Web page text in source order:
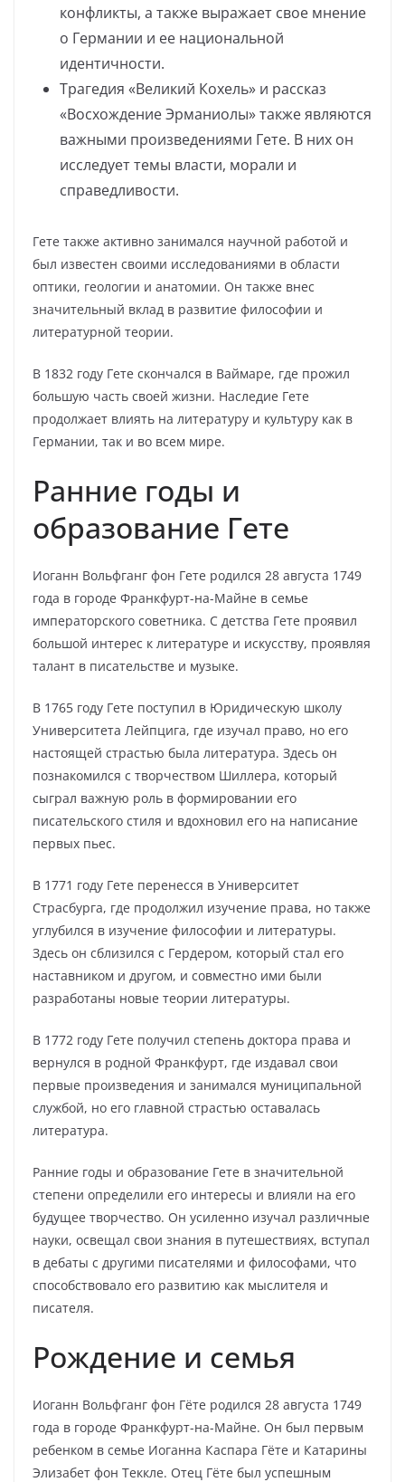
конфликты, а также выражает свое мнение
о Германии и ее национальной
идентичности.
Трагедия «Великий Кохель» и рассказ
«Восхождение Эрманиолы» также являются
важными произведениями Гете. В них он
исследует темы власти, морали и
справедливости.
Гете также активно занимался научной работой и
был известен своими исследованиями в области
оптики, геологии и анатомии. Он также внес
значительный вклад в развитие философии и
литературной теории.
В 1832 году Гете скончался в Ваймаре, где прожил
большую часть своей жизни. Наследие Гете
продолжает влиять на литературу и культуру как в
Германии, так и во всем мире.
Ранние годы и
образование Гете
Иоганн Вольфганг фон Гете родился 28 августа 1749
года в городе Франкфурт-на-Майне в семье
императорского советника. С детства Гете проявил
большой интерес к литературе и искусству, проявляя
талант в писательстве и музыке.
В 1765 году Гете поступил в Юридическую школу
Университета Лейпцига, где изучал право, но его
настоящей страстью была литература. Здесь он
познакомился с творчеством Шиллера, который
сыграл важную роль в формировании его
писательского стиля и вдохновил его на написание
первых пьес.
В 1771 году Гете перенесся в Университет
Страсбурга, где продолжил изучение права, но также
углубился в изучение философии и литературы.
Здесь он сблизился с Гердером, который стал его
наставником и другом, и совместно ими были
разработаны новые теории литературы.
В 1772 году Гете получил степень доктора права и
вернулся в родной Франкфурт, где издавал свои
первые произведения и занимался муниципальной
службой, но его главной страстью оставалась
литература.
Ранние годы и образование Гете в значительной
степени определили его интересы и влияли на его
будущее творчество. Он усиленно изучал различные
науки, освещал свои знания в путешествиях, вступал
в дебаты с другими писателями и философами, что
способствовало его развитию как мыслителя и
писателя.
Рождение и семья
Иоганн Вольфганг фон Гёте родился 28 августа 1749
года в городе Франкфурт-на-Майне. Он был первым
ребенком в семье Иоганна Каспара Гёте и Катарины
Элизабет фон Теккле. Отец Гёте был успешным